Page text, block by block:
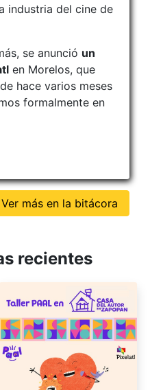
industria del cine de
se anunció un
en Morelos, que
hace varios meses
formalmente en
Ver más en la bitácora
recientes